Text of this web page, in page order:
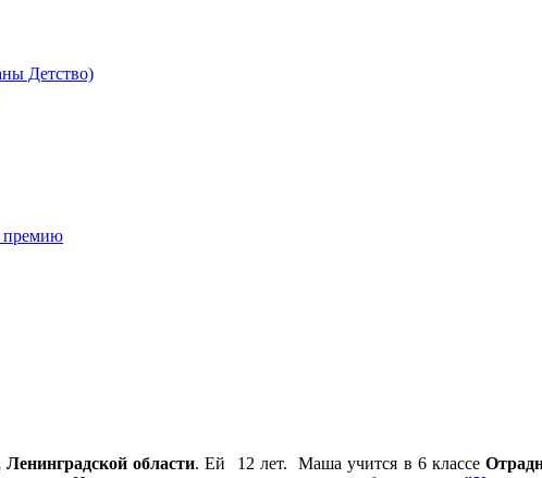
Детство)
премию
Ленинградс­кой области. Ей 12 лет. Маша учится в 6 классе